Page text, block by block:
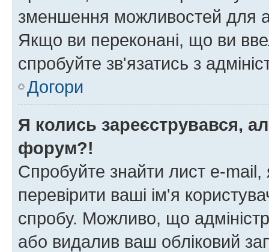
зменшення можливостей для
Якщо ви переконані, що ви
спробуйте зв'язатись з
Догори
Я колись зареєструвався,
форум?!
Спробуйте знайти лист e-mail,
перевірити ваші ім'я
спробу. Можливо, що
або видалив ваш обліковий